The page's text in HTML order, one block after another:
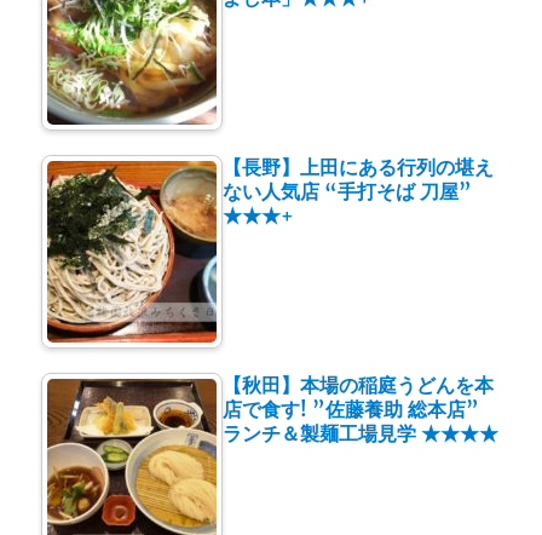
【長野】上田にある行列の堪え
ない人気店 “手打そば 刀屋”
★★★+
【秋田】本場の稲庭うどんを本
店で食す! ”佐藤養助 総本店”
ランチ＆製麺工場見学 ★★★★